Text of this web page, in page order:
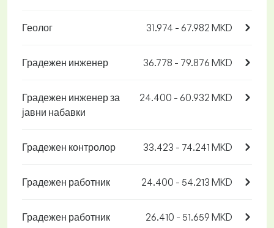
Геолог 31.974 - 67.982 MKD
Градежен инженер 36.778 - 79.876 MKD
Градежен инженер за
јавни набавки
24.400 - 60.932 MKD
Градежен контролор 33.423 - 74.241 MKD
Градежен работник 24.400 - 54.213 MKD
Градежен работник 26.410 - 51.659 MKD